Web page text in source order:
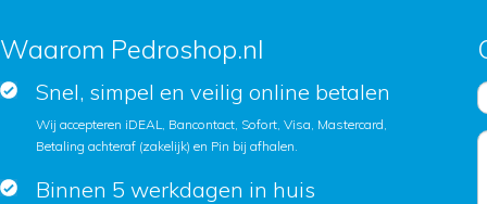
Waarom Pedroshop.nl
Snel, simpel en veilig online betalen
Wij accepteren iDEAL, Bancontact, Sofort, Visa, Mastercard,
Betaling achteraf (zakelijk) en Pin bij afhalen.
Binnen 5 werkdagen in huis